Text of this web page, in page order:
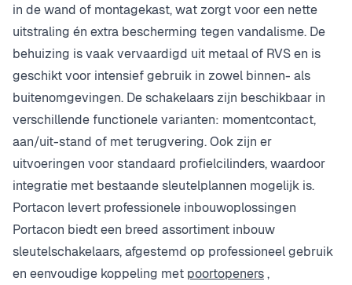
in de wand of montagekast, wat zorgt voor een nette
uitstraling én extra bescherming tegen vandalisme. De
behuizing is vaak vervaardigd uit metaal of RVS en is
geschikt voor intensief gebruik in zowel binnen- als
buitenomgevingen. De schakelaars zijn beschikbaar in
verschillende functionele varianten: momentcontact,
aan/uit-stand of met terugvering. Ook zijn er
uitvoeringen voor standaard profielcilinders, waardoor
integratie met bestaande sleutelplannen mogelijk is.
Portacon levert professionele inbouwoplossingen
Portacon biedt een breed assortiment inbouw
sleutelschakelaars, afgestemd op professioneel gebruik
en eenvoudige koppeling met poortopeners,